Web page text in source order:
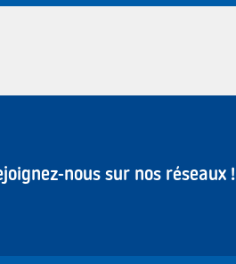
nous sur nos réseaux !